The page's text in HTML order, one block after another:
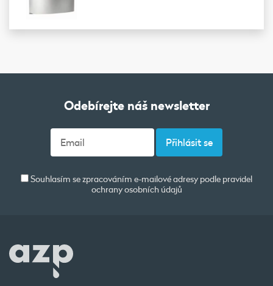
Odebírejte náš newsletter
Souhlasím se zpracováním e-mailové adresy podle pravidel
ochrany osobních údajů